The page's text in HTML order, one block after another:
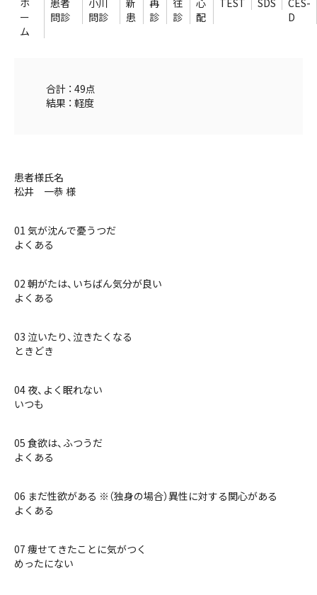
ー
ム
問診
問診
患
診
診
配
D
合計 ： 49点
結果 ： 軽度
患者様氏名
松井 一恭 様
01 気が沈んで憂うつだ
よくある
02 朝がたは、いちばん気分が良い
よくある
03 泣いたり、泣きたくなる
ときどき
04 夜、よく眠れない
いつも
05 食欲は、ふつうだ
よくある
06 まだ性欲がある ※（独身の場合）異性に対する関心がある
よくある
07 痩せてきたことに気がつく
めったにない